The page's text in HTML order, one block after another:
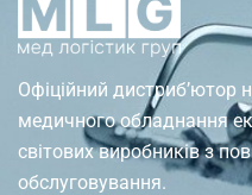
Офіційний дистриб’ютор
медичного обладнання
світових виробників з
обслуговування.